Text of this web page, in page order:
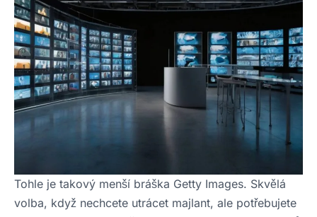
Tohle je takový menší bráška Getty Images. Skvělá
volba, když nechcete utrácet majlant, ale potřebujete